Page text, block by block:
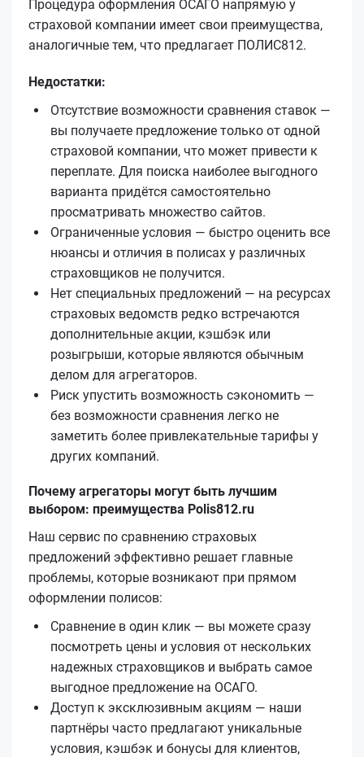
Процедура оформления ОСАГО напрямую у
страховой компании имеет свои преимущества,
аналогичные тем, что предлагает ПОЛИС812.
Недостатки:
Отсутствие возможности сравнения ставок —
вы получаете предложение только от одной
страховой компании, что может привести к
переплате. Для поиска наиболее выгодного
варианта придётся самостоятельно
просматривать множество сайтов.
Ограниченные условия — быстро оценить все
нюансы и отличия в полисах у различных
страховщиков не получится.
Нет специальных предложений — на ресурсах
страховых ведомств редко встречаются
дополнительные акции, кэшбэк или
розыгрыши, которые являются обычным
делом для агрегаторов.
Риск упустить возможность сэкономить —
без возможности сравнения легко не
заметить более привлекательные тарифы у
других компаний.
Почему агрегаторы могут быть лучшим
выбором: преимущества Polis812.ru
Наш сервис по сравнению страховых
предложений эффективно решает главные
проблемы, которые возникают при прямом
оформлении полисов:
Сравнение в один клик — вы можете сразу
посмотреть цены и условия от нескольких
надежных страховщиков и выбрать самое
выгодное предложение на ОСАГО.
Доступ к эксклюзивным акциям — наши
партнёры часто предлагают уникальные
условия, кэшбэк и бонусы для клиентов,